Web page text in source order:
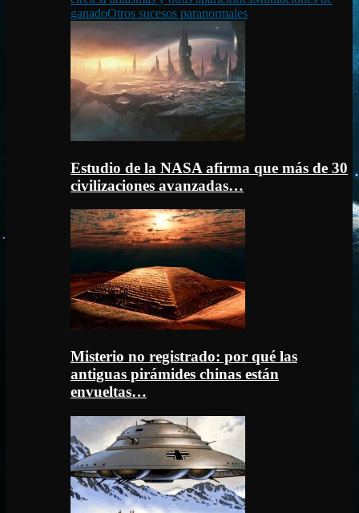
ganadoOtros sucesos paranormales
Estudio de la NASA afirma que más de 30
civilizaciones avanzadas…
Misterio no registrado: por qué las
antiguas pirámides chinas están
envueltas…